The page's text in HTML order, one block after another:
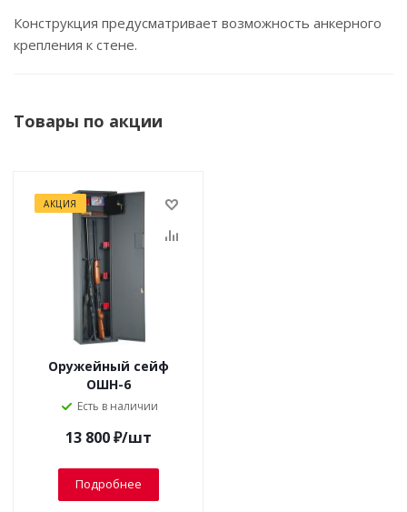
Конструкция предусматривает возможность анкерного
крепления к стене.
Товары по акции
АКЦИЯ
Оружейный сейф
ОШН-6
Есть в наличии
13 800₽/шт
Подробнее